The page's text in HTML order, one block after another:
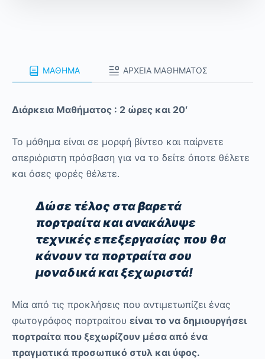
ΜΑΘΗΜΑ ΑΡΧΕΙΑ ΜΑΘΗΜΑΤΟΣ
Διάρκεια Μαθήματος : 2 ώρες και 20′
Το μάθημα είναι σε μορφή βίντεο και παίρνετε
απεριόριστη πρόσβαση για να το δείτε όποτε θέλετε
και όσες φορές θέλετε.
Δώσε τέλος στα βαρετά
πορτραίτα και ανακάλυψε
τεχνικές επεξεργασίας που θα
κάνουν τα πορτραίτα σου
μοναδικά και ξεχωριστά!
Μία από τις προκλήσεις που αντιμετωπίζει ένας
φωτογράφος πορτραίτου είναι τo να δημιουργήσει
πορτραίτα που ξεχωρίζουν μέσα από ένα
πραγματικά προσωπικό στυλ και ύφος.